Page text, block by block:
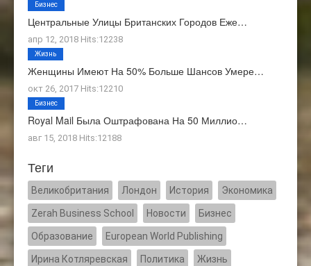
Центральные Улицы Британских Городов Еже…
апр 12, 2018 Hits:12238
Бизнес
Женщины Имеют На 50% Больше Шансов Умере…
окт 26, 2017 Hits:12210
Жизнь
Royal Mail Была Оштрафована На 50 Миллио…
авг 15, 2018 Hits:12188
Бизнес
Теги
Великобритания Лондон История Экономика
Zerah Business School Новости Бизнес
Образование European World Publishing
Ирина Котляревская Политика Жизнь